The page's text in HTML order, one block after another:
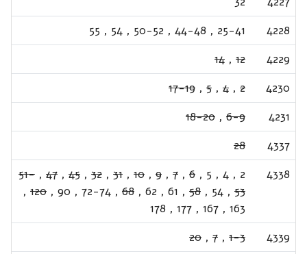
4228
25-41
,
44-48
,
50-52
,
54
,
55
4229
12
,
14
4230
2
,
4
,
5
,
17-19
4231
6-9
,
18-20
4337
28
4338
2
,
4
,
5
,
6
,
7
,
9
,
10
,
31
,
32
,
45
,
47
,
51-
53
,
54
,
58
,
61
,
62
,
68
,
72-74
,
90
,
120
,
163
,
167
,
177
,
178
4339
1-3
,
7
,
20